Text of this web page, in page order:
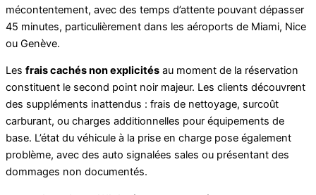
mécontentement, avec des temps d’attente pouvant dépasser
45 minutes, particulièrement dans les aéroports de Miami, Nice
ou Genève.
Les frais cachés non explicités au moment de la réservation
constituent le second point noir majeur. Les clients découvrent
des suppléments inattendus : frais de nettoyage, surcoût
carburant, ou charges additionnelles pour équipements de
base. L’état du véhicule à la prise en charge pose également
problème, avec des auto signalées sales ou présentant des
dommages non documentés.